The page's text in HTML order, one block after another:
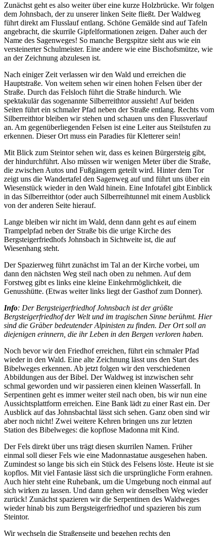
Zunächst geht es also weiter über eine kurze Holzbrücke. Wir folgen
dem Johnsbach, der zu unserer linken Seite fließt. Der Waldweg
führt direkt am Flusslauf entlang. Schöne Gemälde sind auf Tafeln
angebracht, die skurrile Gipfelformationen zeigen. Daher auch der
Name des Sagenweges! So manche Bergspitze sieht aus wie ein
versteinerter Schulmeister. Eine andere wie eine Bischofsmütze, wie
an der Zeichnung abzulesen ist.
Nach einiger Zeit verlassen wir den Wald und erreichen die
Hauptstraße. Von weitem sehen wir einen hohen Felsen über der
Straße. Durch das Felsloch führt die Straße hindurch. Wie
spektakulär das sogenannte Silberreithtor aussieht! Auf beiden
Seiten führt ein schmaler Pfad neben der Straße entlang. Rechts vom
Silberreithtor bleiben wir stehen und schauen uns den Flussverlauf
an. Am gegenüberliegenden Felsen ist eine Leiter aus Steilstufen zu
erkennen. Dieser Ort muss ein Paradies für Kletterer sein!
Mit Blick zum Steintor sehen wir, dass es keinen Bürgersteig gibt,
der hindurchführt. Also müssen wir wenigen Meter über die Straße,
die zwischen Autos und Fußgängern geteilt wird. Hinter dem Tor
zeigt uns die Wandertafel den Sagenweg auf und führt uns über ein
Wiesenstück wieder in den Wald hinein. Eine Infotafel gibt Einblick
in das Silberreithtor (oder auch Silberreihtunnel mit einem Ausblick
von der anderen Seite hierauf.
Lange bleiben wir nicht im Wald, denn dann geht es auf einem
Trampelpfad neben der Straße bis die urige Kirche des
Bergsteigerfriedhofs Johnsbach in Sichtweite ist, die auf
Wiesenhang steht.
Der Spazierweg führt zunächst im Tal an der Kirche vorbei, um
dann den nächsten Weg steil nach oben zu nehmen. Auf dem
Forstweg gibt es links eine kleine Einkehrmöglichkeit, die
Genusshütte. (Etwas weiter links liegt der Gasthof zum Donner).
Info: Der Bergsteigerfriedhof Johnsbach ist der größte
Bergsteigerfriedhof der Welt und im tragischen Sinne berühmt. Hier
sind die Gräber bedeutender Alpinisten zu finden. Der Ort soll an
diejenigen erinnern, die ihr Leben in den Bergen verloren haben.
Noch bevor wir den Friedhof erreichen, führt ein schmaler Pfad
wieder in den Wald. Eine alte Zeichnung lässt uns den Start des
Bibelweges erkennen. Ab jetzt folgen wir den verschiedenen
Abbildungen aus der Bibel. Der Waldweg ist inzwischen sehr
schmal geworden und wir passieren einen kleinen Wasserfall. In
Serpentinen geht es immer weiter steil nach oben, bis wir nun eine
Aussichtsplattform erreichen. Eine Bank lädt zu einer Rast ein. Der
Ausblick auf das Johnsbachtal lässt sich sehen. Ganz oben sind wir
aber noch nicht! Zwei weitere Kehren bringen uns zur letzten
Station des Bibelweges: die kopflose Madonna mit Kind.
Der Fels direkt über uns trägt diesen skurrilen Namen. Früher
einmal soll dieser Fels wie eine Madonnastatue ausgesehen haben.
Zumindest so lange bis sich ein Stück des Felsens löste. Heute ist sie
kopflos. Mit viel Fantasie lässt sich die ursprüngliche Form erahnen.
Auch hier steht eine Ruhebank, um die Umgebung noch einmal auf
sich wirken zu lassen. Und dann gehen wir denselben Weg wieder
zurück! Zunächst spazieren wir die Serpentinen des Waldweges
wieder hinab bis zum Bergsteigerfriedhof und spazieren bis zum
Steintor.
Wir wechseln die Straßenseite und begehen rechts den